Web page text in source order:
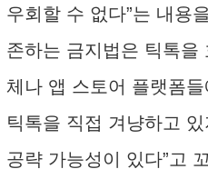
우회할 수 없다”는 내용
존하는 금지법은 틱톡을
체나 앱 스토어 플랫폼
틱톡을 직접 겨냥하고
공략 가능성이 있다”고